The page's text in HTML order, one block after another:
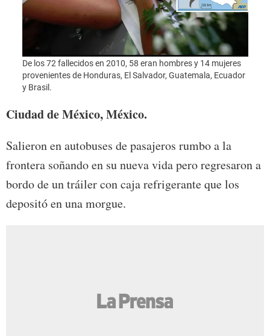
De los 72 fallecidos en 2010, 58 eran hombres y 14 mujeres
provenientes de Honduras, El Salvador, Guatemala, Ecuador
y Brasil.
Ciudad de México, México.
Salieron en autobuses de pasajeros rumbo a la
frontera soñando en su nueva vida pero regresaron a
bordo de un tráiler con caja refrigerante que los
depositó en una morgue.